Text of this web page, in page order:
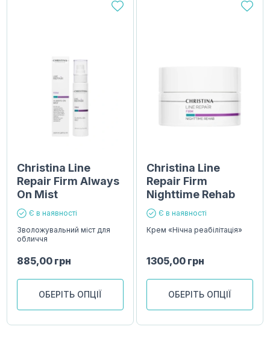
Christina Line
Repair Firm Always
On Mist
Є в наявності
Зволожувальний міст для
обличчя
885,00 грн
ОБЕРІТЬ ОПЦІЇ
Christina Line
Repair Firm
Nighttime Rehab
Є в наявності
Крем «Нічна реабілітація»
1305,00 грн
ОБЕРІТЬ ОПЦІЇ